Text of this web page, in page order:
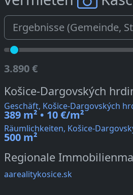
3.890 €
Košice-Dargovských
Geschäft, Košice-Dargovských
389 m² • 10 €/m²
Räumlichkeiten, Košice-
500 m²
Regionale
aarealitykosice.sk